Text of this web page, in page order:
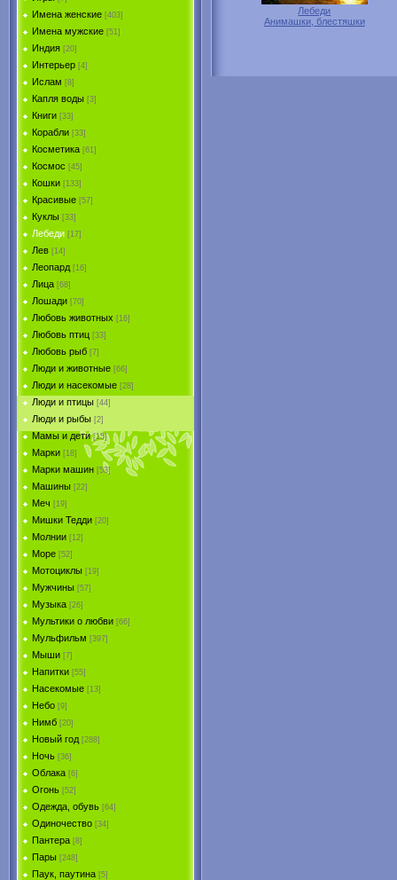
Имена женские [403]
Имена мужские [51]
Индия [20]
Интерьер [4]
Ислам [8]
Капля воды [3]
Книги [33]
Корабли [33]
Косметика [61]
Космос [45]
Кошки [133]
Красивые [57]
Куклы [33]
Лебеди [17]
Лев [14]
Леопард [16]
Лица [68]
Лошади [70]
Любовь животных [16]
Любовь птиц [33]
Любовь рыб [7]
Люди и животные [66]
Люди и насекомые [28]
Люди и птицы [44]
Люди и рыбы [2]
Мамы и дети [15]
Марки [18]
Марки машин [53]
Машины [22]
Меч [19]
Мишки Тедди [20]
Молнии [12]
Море [52]
Мотоциклы [19]
Мужчины [57]
Музыка [26]
Мультики о любви [66]
Мульфильм [397]
Мыши [7]
Напитки [55]
Насекомые [13]
Небо [9]
Нимб [20]
Новый год [288]
Ночь [36]
Облака [6]
Огонь [52]
Одежда, обувь [64]
Одиночество [34]
Пантера [8]
Пары [248]
Паук, паутина [5]
Лебеди
Анимашки, блестяшки